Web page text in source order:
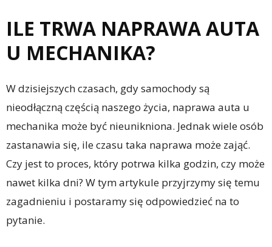
ILE TRWA NAPRAWA AUTA
U MECHANIKA?
W dzisiejszych czasach, gdy samochody są
nieodłączną częścią naszego życia, naprawa auta u
mechanika może być nieunikniona. Jednak wiele osób
zastanawia się, ile czasu taka naprawa może zająć.
Czy jest to proces, który potrwa kilka godzin, czy może
nawet kilka dni? W tym artykule przyjrzymy się temu
zagadnieniu i postaramy się odpowiedzieć na to
pytanie.